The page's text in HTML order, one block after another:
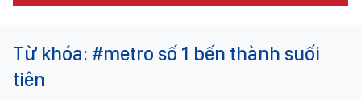
Từ khóa: #metro số 1 bến thành suối
tiên